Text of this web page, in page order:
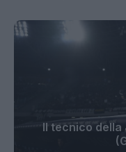
Il tecnico della